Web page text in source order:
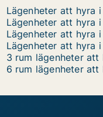
Lägenheter att hyra
Lägenheter att hyra i
Lägenheter att hyra
Lägenheter att hyra i
3 rum lägenheter att
6 rum lägenheter att